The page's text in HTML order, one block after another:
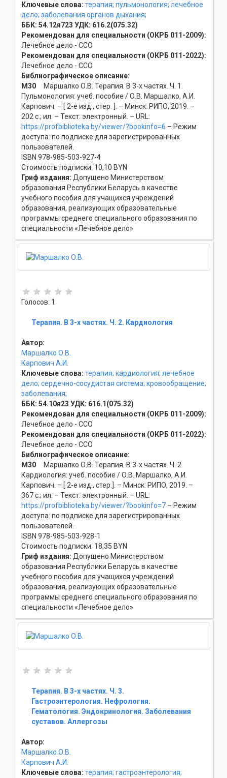
Ключевые слова: терапия; пульмонология; лечебное
дело; заболевания органов дыхания;
ББК: 54.12я723 УДК: 616.2(075.32)
Рекомендован для специальности (ОКРБ 011-2009):
Лечебное дело - ССO
Рекомендован для специальности (ОКРБ 011-2022):
Лечебное дело - ССO
Библиографическое описание:
М30 Маршалко О.В. Терапия. В 3-х частях. Ч. 1.
Пульмонология: учеб. пособие / О.В. Маршалко, А.И.
Карпович. – [ 2-е изд., стер. ]. – Минск: РИПО, 2019. –
202 с.; ил. – Текст: электронный. – URL:
https://profbiblioteka.by/viewer/?bookinfo=6 – Режим
доступа: по подписке для зарегистрированных
пользователей.
ISBN 978-985-503-927-4
Стоимость подписки: 10,10 BYN
Гриф издания: Допущено Министерством
образования Республики Беларусь в качестве
учебного пособия для учащихся учреждений
образования, реализующих образовательные
программы среднего специального образования по
специальности «Лечебное дело»
Голосов: 1
Терапия. В 3-х частях. Ч. 2. Кардиология
Автор:
Маршалко О.В.
Карпович А.И.
Ключевые слова: терапия; кардиология; лечебное
дело; сердечно-сосудистая система; кровообращение;
заболевания;
ББК: 54.10я23 УДК: 616.1(075.32)
Рекомендован для специальности (ОКРБ 011-2009):
Лечебное дело - ССO
Рекомендован для специальности (ОКРБ 011-2022):
Лечебное дело - ССO
Библиографическое описание:
М30 Маршалко О.В. Терапия. В 3-х частях. Ч. 2.
Кардиология: учеб. пособие / О.В. Маршалко, А.И.
Карпович. – [ 2-е изд., стер.]. – Минск: РИПО, 2019. –
367 с.; ил. – Текст: электронный. – URL:
https://profbiblioteka.by/viewer/?bookinfo=7 – Режим
доступа: по подписке для зарегистрированных
пользователей.
ISBN 978-985-503-928-1
Стоимость подписки: 18,35 BYN
Гриф издания: Допущено Министерством
образования Республики Беларусь в качестве
учебного пособия для учащихся учреждений
образования, реализующих образовательные
программы среднего специального образования по
специальности «Лечебное дело»
Терапия. В 3-х частях. Ч. 3.
Гастроэнтерология. Нефрология.
Гематология. Эндокринология. Заболевания
суставов. Аллергозы
Автор:
Маршалко О.В.
Карпович А.И.
Ключевые слова: терапия; гастроэнтерология;